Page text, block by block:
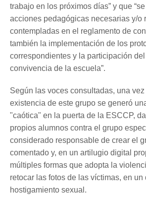
trabajo en los próximos días” y que
acciones pedagógicas necesarias y/o
contempladas en el reglamento de
también la implementación de los
correspondientes y la participación
convivencia de la escuela”.
Según las voces consultadas, una
existencia de este grupo se generó
"caótica" en la puerta de la ESCCP,
propios alumnos contra el grupo
considerado responsable de crear el
comentado y, en un artilugio digital
múltiples formas que adopta la
retocar las fotos de las víctimas, en un
hostigamiento sexual.